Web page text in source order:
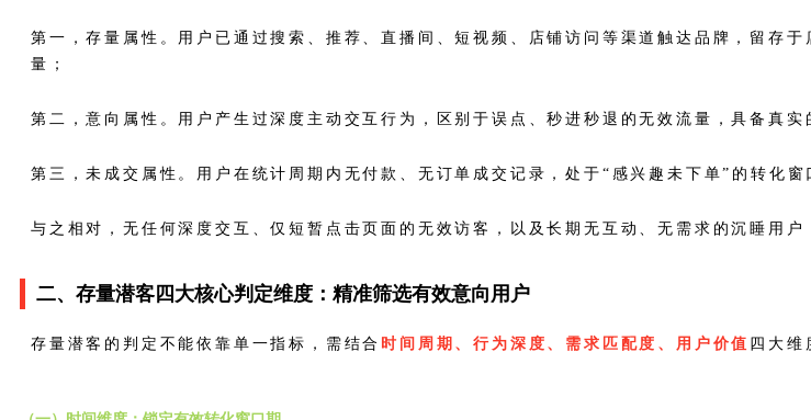
第一，存量属性。用户已通过搜索、推荐、直播间、短视频、店铺访问等渠道触达品牌，留存
量；
第二，意向属性。用户产生过深度主动交互行为，区别于误点、秒进秒退的无效流量，具备真实
第三，未成交属性。用户在统计周期内无付款、无订单成交记录，处于“感兴趣未下单”的转化窗
与之相对，无任何深度交互、仅短暂点击页面的无效访客，以及长期无互动、无需求的沉睡用
二、存量潜客四大核心判定维度：精准筛选有效意向用户
存量潜客的判定不能依靠单一指标，需结合 时间周期、行为深度、需求匹配度、用户价值 四大维